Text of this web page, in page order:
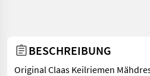
BESCHREIBUNG
Original Claas Keilriemen